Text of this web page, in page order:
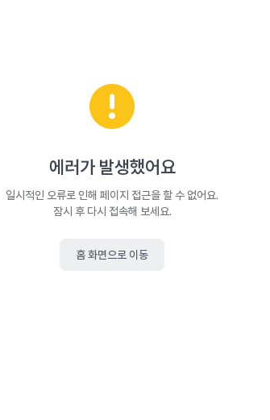
에러가 발생했어요
일시적인 오류로 인해 페이지 접근을 할 수 없어요.
잠시 후 다시 접속해 보세요.
홈 화면으로 이동